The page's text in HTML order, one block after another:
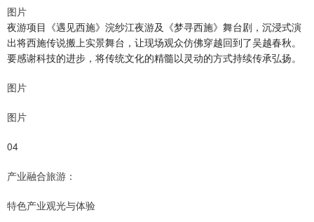
图片
夜游项目《遇见西施》浣纱江夜游及《梦寻西施》舞台剧，沉浸式演
出将西施传说搬上实景舞台，让现场观众仿佛穿越回到了吴越春秋。
要感谢科技的进步，将传统文化的精髓以灵动的方式持续传承弘扬。
图片
图片
04
产业融合旅游：
特色产业观光与体验